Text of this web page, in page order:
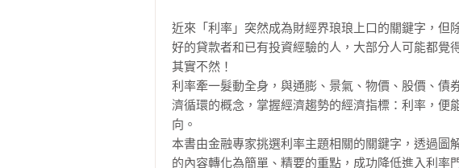
近來「利率」突然成為財經界琅琅上口的關鍵字，但
好的貸款者和已有投資經驗的人，大部分人可能都覺
其實不然！
利率牽一髮動全身，與通膨、景氣、物價、股價、債
濟循環的概念，掌握經濟趨勢的經濟指標：利率，便
向。
本書由金融專家挑選利率主題相關的關鍵字，透過圖
的內容轉化為簡單、精要的重點，成功降低進入利率